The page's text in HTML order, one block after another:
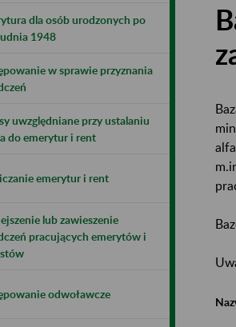
dla osób urodzonych po
1948
w sprawie przyznania
uwzględniane przy ustalaniu
do emerytur i rent
emerytur i rent
lub zawieszenie
pracujących emerytów i
odwoławcze